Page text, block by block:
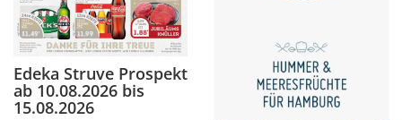
Edeka Struve Prospekt
ab 10.08.2026 bis
15.08.2026